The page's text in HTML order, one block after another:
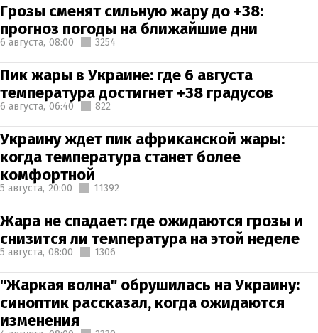
Грозы сменят сильную жару до +38:
прогноз погоды на ближайшие дни
6 августа, 08:00 3254
Пик жары в Украине: где 6 августа
температура достигнет +38 градусов
6 августа, 06:40 822
Украину ждет пик африканской жары:
когда температура станет более
комфортной
5 августа, 20:00 11392
Жара не спадает: где ожидаются грозы и
снизится ли температура на этой неделе
5 августа, 08:00 1306
"Жаркая волна" обрушилась на Украину:
синоптик рассказал, когда ожидаются
изменения